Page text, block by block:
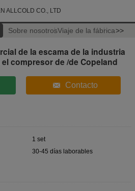
ALLCOLD CO., LTD
Sobre nosotrosViaje de la fábrica>>
de la escama de la industria
compresor de /de Copeland
Contacto
1 set
30-45 días laborables